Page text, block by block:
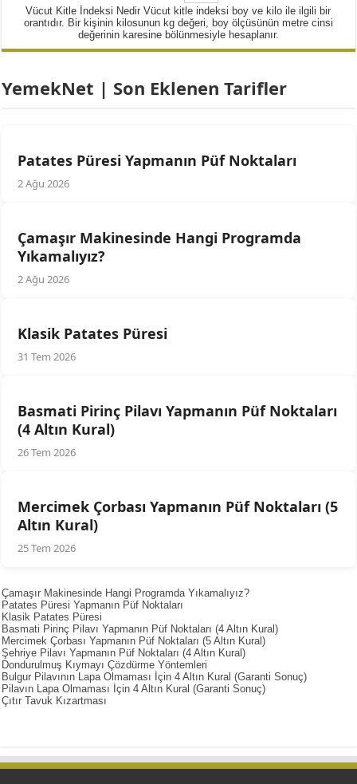
Vücut Kitle İndeksi Nedir Vücut kitle indeksi boy ve kilo ile ilgili bir
orantıdır. Bir kişinin kilosunun kg değeri, boy ölçüsünün metre cinsi
değerinin karesine bölünmesiyle hesaplanır.
YemekNet | Son Eklenen Tarifler
Patates Püresi Yapmanın Püf Noktaları
2 Ağu 2026
Çamaşır Makinesinde Hangi Programda
Yıkamalıyız?
2 Ağu 2026
Klasik Patates Püresi
31 Tem 2026
Basmati Pirinç Pilavı Yapmanın Püf Noktaları
(4 Altın Kural)
26 Tem 2026
Mercimek Çorbası Yapmanın Püf Noktaları (5
Altın Kural)
25 Tem 2026
Çamaşır Makinesinde Hangi Programda Yıkamalıyız?
Patates Püresi Yapmanın Püf Noktaları
Klasik Patates Püresi
Basmati Pirinç Pilavı Yapmanın Püf Noktaları (4 Altın Kural)
Mercimek Çorbası Yapmanın Püf Noktaları (5 Altın Kural)
Şehriye Pilavı Yapmanın Püf Noktaları (4 Altın Kural)
Dondurulmuş Kıymayı Çözdürme Yöntemleri
Bulgur Pilavının Lapa Olmaması İçin 4 Altın Kural (Garanti Sonuç)
Pilavın Lapa Olmaması İçin 4 Altın Kural (Garanti Sonuç)
Çıtır Tavuk Kızartması